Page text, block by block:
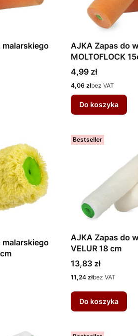
malarskiego
AJKA Zapas do
MOLTOFLOCK
Cena
4,99 zł
Cena
4,06 złbez VAT
Do koszyka
malarskiego
Bestseller
AJKA Zapas do
VELUR 18 cm
Cena
13,83 zł
Cena
11,24 złbez VAT
Do koszyka